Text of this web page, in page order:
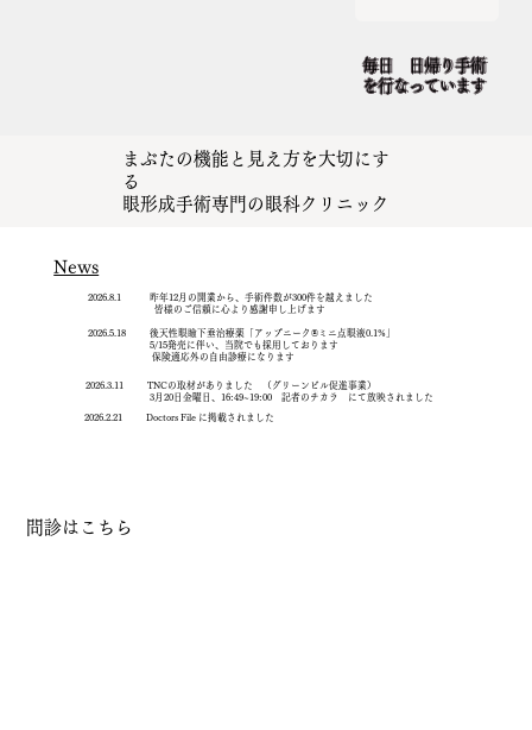
まぶたの機能と見え方を大切にす
る
眼形成手術専門の眼科クリニック
問診はこちら
毎日 日帰り手術
を行なっています
News
2026.8.1 昨年12月の開業から、手術件数が300件を越えました​
皆様のご信頼に心より感謝申し上げます
2026.5.18 後天性眼瞼下垂治療薬「アップニーク®ミニ点眼液0.1%」
5/15発売に伴い、当院でも採用しております
保険適応外の自由診療になります
2026.3.11 TNCの取材がありました （グリーンビル促進事業）
3月20日金曜日、16:49~19:00 記者のチカラ にて放映されました
2026.2.21 Doctors File に掲載されました